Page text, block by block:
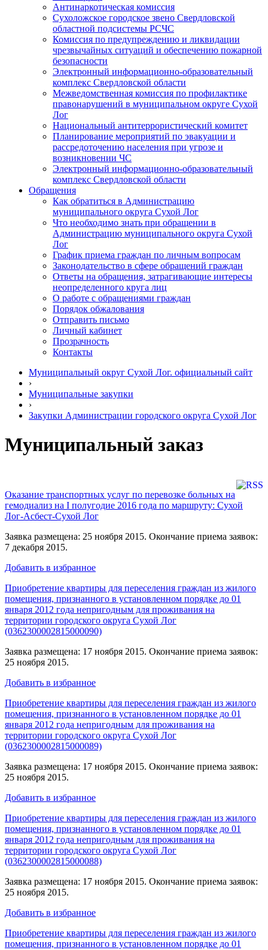
Антинаркотическая комиссия
Сухоложское городское звено Свердловской
областной подсистемы РСЧС
Комиссия по предупреждению и ликвидации
чрезвычайных ситуаций и обеспечению пожарной
безопасности
Электронный информационно-образовательный
комплекс Cвердловской области
Межведомственная комиссия по профилактике
правонарушений в муниципальном округе Сухой
Лог
Национальный антитеррористический комитет
Планирование мероприятий по эвакуации и
рассредоточению населения при угрозе и
возникновении ЧС
Электронный информационно-образовательный
комплекс Свердловской области
Обращения
Как обратиться в Администрацию
муниципального округа Сухой Лог
Что необходимо знать при обращении в
Администрацию муниципального округа Сухой
Лог
График приема граждан по личным вопросам
Законодательство в сфере обращений граждан
Ответы на обращения, затрагивающие интересы
неопределенного круга лиц
О работе с обращениями граждан
Порядок обжалования
Отправить письмо
Личный кабинет
Прозрачность
Контакты
Муниципальный округ Сухой Лог. официальный сайт
›
Муниципальные закупки
›
Закупки Администрации городского округа Сухой Лог
Муниципальный заказ
Оказание транспортных услуг по перевозке больных на
гемодиализ на I полугодие 2016 года по маршруту: Сухой
Лог-Асбест-Сухой Лог
Заявка размещена: 25 ноября 2015. Окончание приема заявок:
7 декабря 2015.
Добавить в избранное
Приобретение квартиры для переселения граждан из жилого
помещения, признанного в установленном порядке до 01
января 2012 года непригодным для проживания на
территории городского округа Сухой Лог
(0362300002815000090)
Заявка размещена: 17 ноября 2015. Окончание приема заявок:
25 ноября 2015.
Добавить в избранное
Приобретение квартиры для переселения граждан из жилого
помещения, признанного в установленном порядке до 01
января 2012 года непригодным для проживания на
территории городского округа Сухой Лог
(0362300002815000089)
Заявка размещена: 17 ноября 2015. Окончание приема заявок:
25 ноября 2015.
Добавить в избранное
Приобретение квартиры для переселения граждан из жилого
помещения, признанного в установленном порядке до 01
января 2012 года непригодным для проживания на
территории городского округа Сухой Лог
(0362300002815000088)
Заявка размещена: 17 ноября 2015. Окончание приема заявок:
25 ноября 2015.
Добавить в избранное
Приобретение квартиры для переселения граждан из жилого
помещения, признанного в установленном порядке до 01